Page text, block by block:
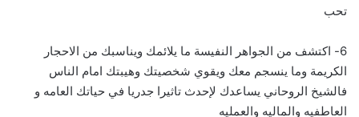
تحب
6- اكتشف من الجواهر النفيسة ما يلائمك ويناسبك من الاحجار
الكريمة وما ينسجم معك ويقوي شخصيتك وهيبتك امام الناس
فالشيخ الروحاني يساعدك لإحدث تاثيرا جدريا في حياتك العامه و
العاطفيه والماليه والعمليه